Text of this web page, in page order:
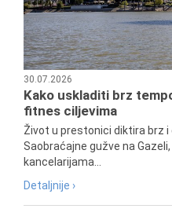
30.07.2026
Kako uskladiti brz
fitnes ciljevima
Život u prestonici diktira brz
Saobraćajne gužve na
kancelarijama...
Detaljnije ›